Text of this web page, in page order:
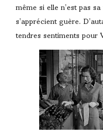
même si elle n’est pas
s’apprécient guère.
tendres sentiments pour